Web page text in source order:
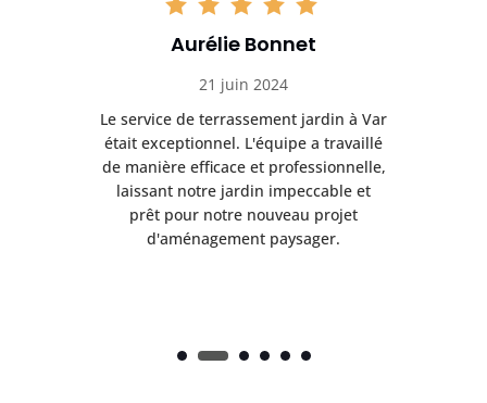
Aurélie Bonnet
21 juin 2024
Le service de terrassement jardin à Var
était exceptionnel. L'équipe a travaillé
de manière efficace et professionnelle,
laissant notre jardin impeccable et
prêt pour notre nouveau projet
d'aménagement paysager.